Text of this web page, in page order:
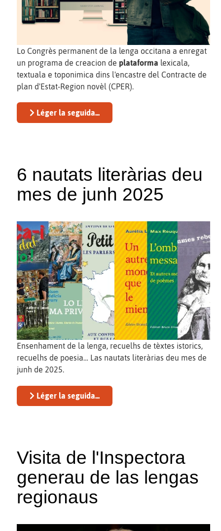
Lo Congrès permanent de la lenga occitana a enregat
un programa de creacion de plataforma lexicala,
textuala e toponimica dins l'encastre del Contracte de
plan d'Estat-Region novèl (CPER).
Léger la seguida...
6 nautats literàrias deu
mes de junh 2025
Ensenhament de la lenga, recuelhs de tèxtes istorics,
recuelhs de poesia… Las nautats literàrias deu mes de
junh de 2025.
Léger la seguida...
Visita de l'Inspectora
generau de las lengas
regionaus